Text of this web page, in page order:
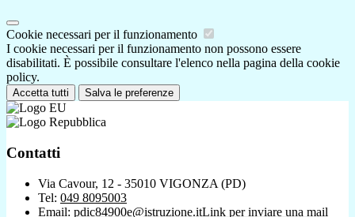
Cookie necessari per il funzionamento
I cookie necessari per il funzionamento non possono essere
disabilitati. È possibile consultare l'elenco nella pagina della cookie
policy.
Accetta tutti Salva le preferenze
Contatti
Via Cavour, 12 - 35010 VIGONZA (PD)
Tel: 049 8095003
Email: pdic84900e@istruzione.itLink per inviare una mail